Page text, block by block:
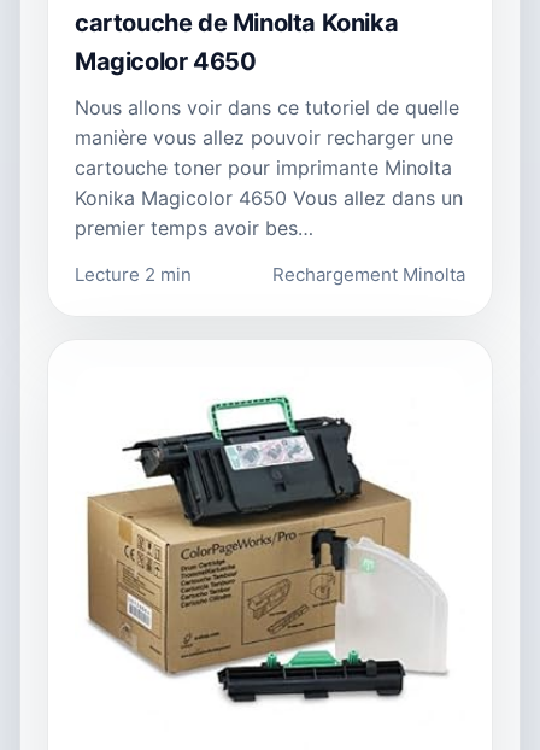
cartouche de Minolta Konika
Magicolor 4650
Nous allons voir dans ce tutoriel de quelle
manière vous allez pouvoir recharger une
cartouche toner pour imprimante Minolta
Konika Magicolor 4650 Vous allez dans un
premier temps avoir bes…
Lecture 2 min Rechargement Minolta